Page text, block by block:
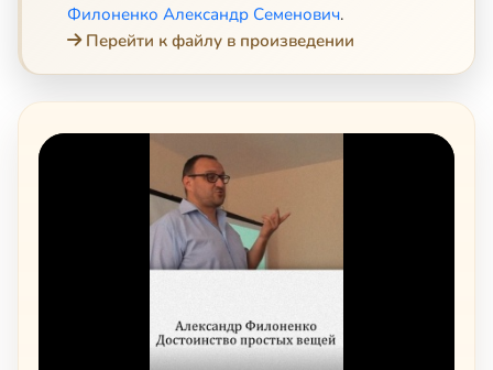
Филоненко Александр Семенович.
Перейти к файлу в произведении